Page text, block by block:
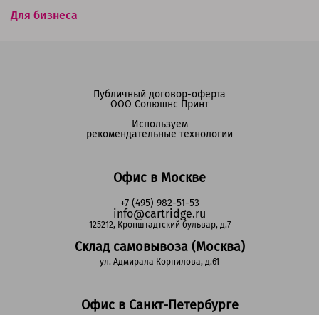
Для бизнеса
Офис в Москве
+7 (495) 982-51-53
info@cartridge.ru
125212, Кронштадтский бульвар, д.7
Склад самовывоза (Москва)
ул. Адмирала Корнилова, д.61
Офис в Санкт-Петербурге
Публичный договор-оферта
ООО Солюшнс Принт
Используем
рекомендательные технологии